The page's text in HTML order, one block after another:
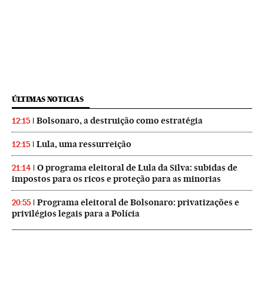
ÚLTIMAS NOTICIAS
12:15 Bolsonaro, a destruição como estratégia
12:15 Lula, uma ressurreição
21:14
O programa eleitoral de Lula da Silva: subidas de
impostos para os ricos e proteção para as minorias
20:55
Programa eleitoral de Bolsonaro: privatizações e
privilégios legais para a Polícia